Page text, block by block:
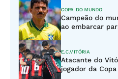
COPA DO MUNDO
Campeão do
ao embarcar
E.C.VITÓRIA
Atacante do
jogador da